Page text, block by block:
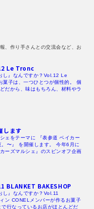
、作り手さんとの交流会など、お
Le Tronc
し』なんですか？Vol.12 Le
子は、一つひとつが個性的。 個
だから、味はもちろん、材料やラ
します
ェをテーマに 『表参道 ベイカー
〜』 を開催します。 今年6月に
ーズマルシェ』のスピンオフ企画
BLANKET BAKESHOP
し』なんですか？Vol.11
ン CONELメンバーが作るお菓子
行なっているお店がほとんどだ